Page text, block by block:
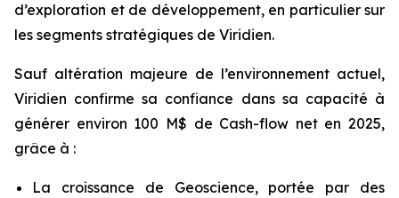
d’exploration et de développement, en particulier sur
les segments stratégiques de Viridien.
Sauf altération majeure de l’environnement actuel,
Viridien confirme sa confiance dans sa capacité à
générer environ 100 M$ de Cash-flow net en 2025,
grâce à :
La croissance de Geoscience, portée par des